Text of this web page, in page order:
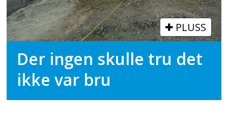
PLUSS
Der ingen skulle tru det
ikke var bru